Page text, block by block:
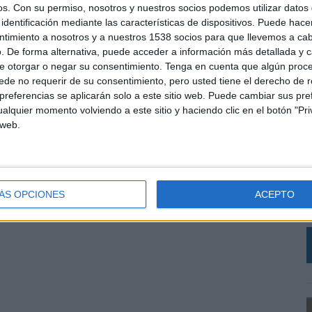
Con su permiso, nosotros y nuestros socios podemos utilizar datos
mediante las características de dispositivos. Puede
a nosotros y a nuestros 1538 socios para que llevemos a
De forma alternativa, puede acceder a información más detallada y
otorgar o negar su consentimiento. Tenga en cuenta que algún
no requerir de su consentimiento, pero usted tiene el derecho de
se aplicarán solo a este sitio web. Puede cambiar sus
momento volviendo a este sitio y haciendo clic en el botón
OPCIONES ACEPTO
y año en 2001, a escasamente 77 litros sólo diez años después. Sin embargo,
a la leche, por lo que ha creado Basics, una forma diferente de acceder a los
de productos esenciales, como la leche. En la actualidad, el consumo de lácteos
por la OMS, pudiendo producir en el futuro un aumento de las
SHARE ENVIAR PIN